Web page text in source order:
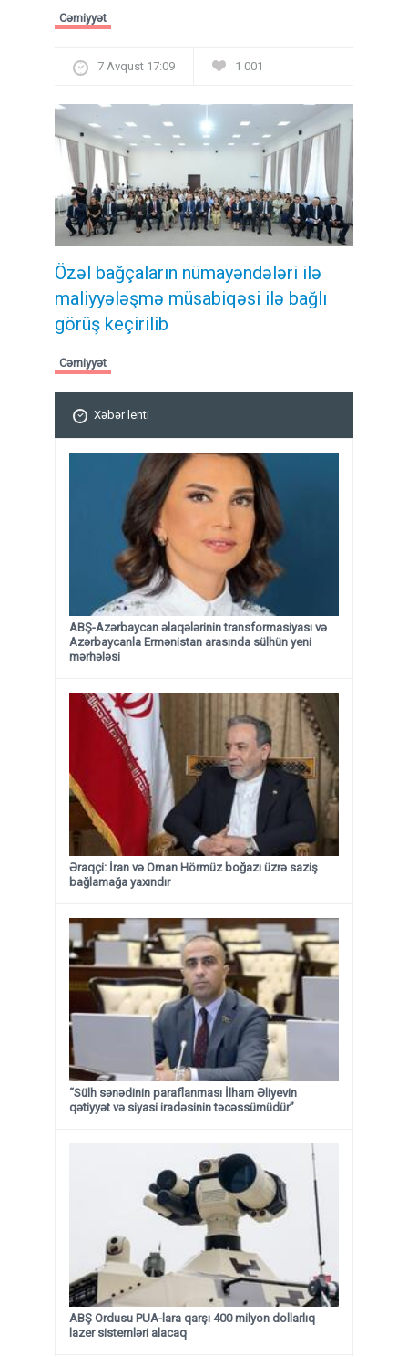
Cəmiyyət
7 Avqust 17:09 1 001
Özəl bağçaların nümayəndələri ilə
maliyyələşmə müsabiqəsi ilə bağlı
görüş keçirilib
Cəmiyyət
Xəbər lenti
ABŞ-Azərbaycan əlaqələrinin transformasiyası və
Azərbaycanla Ermənistan arasında sülhün yeni
mərhələsi
Əraqçi: İran və Oman Hörmüz boğazı üzrə saziş
bağlamağa yaxındır
“Sülh sənədinin paraflanması İlham Əliyevin
qətiyyət və siyasi iradəsinin təcəssümüdür”
ABŞ Ordusu PUA-lara qarşı 400 milyon dollarlıq
lazer sistemləri alacaq